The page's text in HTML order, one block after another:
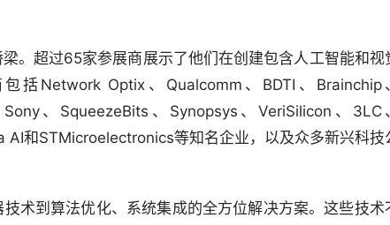
。超过65家参展商展示了他们在创建包含人工智能和视
Network Optix、Qualcomm、BDTI、Brainchip、
、SqueezeBits、Synopsys、VeriSilicon、3LC、
和STMicroelectronics等知名企业，以及众多新兴科技
技术到算法优化、系统集成的全方位解决方案。这些技术